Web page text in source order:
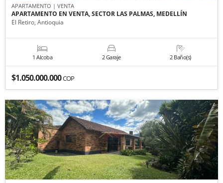
APARTAMENTO | VENTA
APARTAMENTO EN VENTA, SECTOR LAS PALMAS, MEDELLÍN
El Retiro, Antioquia
1 Alcoba 2 Garaje 2 Baño(s)
$1.050.000.000COP